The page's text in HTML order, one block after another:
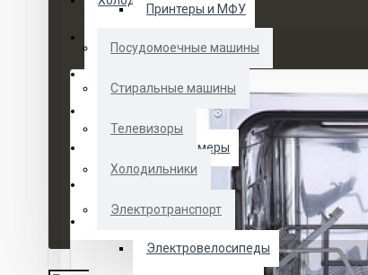
Морозильные камеры
Телевизоры
Принтеры и МФУ
Посудомоечные машины
Стиральные машины
Телевизоры
Холодильники
Электротранспорт
Электровелосипеды